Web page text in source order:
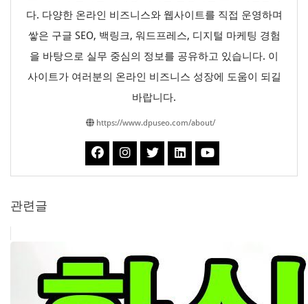
다. 다양한 온라인 비즈니스와 웹사이트를 직접 운영하며
쌓은 구글 SEO, 백링크, 워드프레스, 디지털 마케팅 경험
을 바탕으로 실무 중심의 정보를 공유하고 있습니다. 이
사이트가 여러분의 온라인 비즈니스 성장에 도움이 되길
바랍니다.
https://www.dpuseo.com/about/
관련글